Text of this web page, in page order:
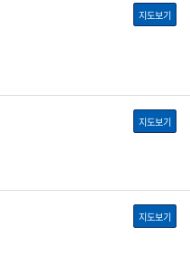
지도보기
지도보기
지도보기